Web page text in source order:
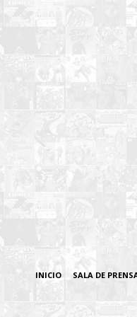
INICIO SALA DE